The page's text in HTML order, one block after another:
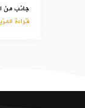
جانب من
قراءة